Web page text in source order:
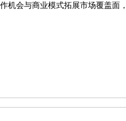
机会与商业模式拓展市场覆盖面